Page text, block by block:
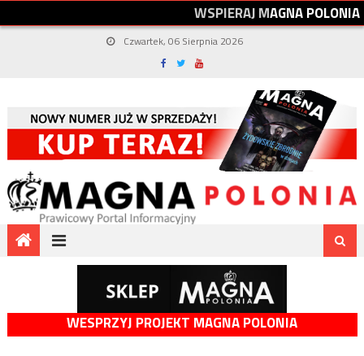
WSPIERAJMAGNAPOLONIA
Czwartek, 06 Sierpnia 2026
WESPRZYJ PROJEKT MAGNA POLONIA